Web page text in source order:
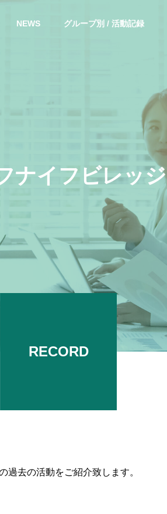
NEWS グループ別 / 活動記録
ナイ フ ビレッジ
RECORD
過去の活動をご紹介致します。